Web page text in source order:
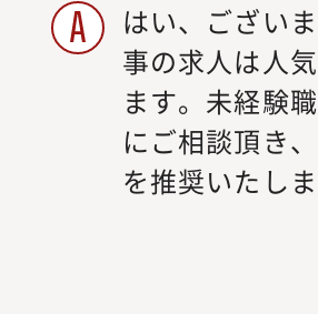
はい、ござい
事の求人は人
ます。未経験
にご相談頂き
を推奨いたしま